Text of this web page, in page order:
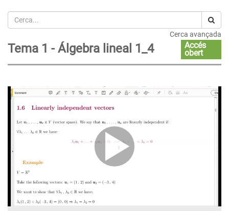
Cerca
Cerca avançada
Tema 1 - Álgebra lineal 1_4
Accés
obert